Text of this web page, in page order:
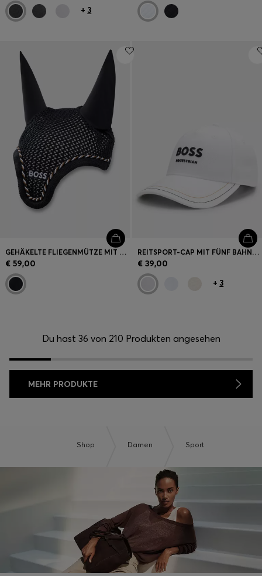
+ 3
GEHÄKELTE FLIEGENMÜTZE MIT SIGNATURE-STREIFEN-EINFASSUNG
€ 59,00
REITSPORT-CAP MIT FÜNF BAHNEN UND LOGO-DETAILS
€ 39,00
+ 3
Du hast 36 von 210 Produkten angesehen
MEHR PRODUKTE
Shop Damen Sport